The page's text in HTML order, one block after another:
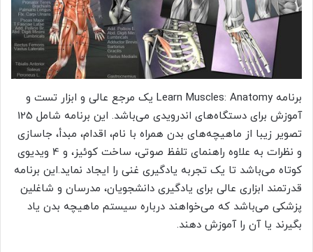
برنامه Learn Muscles: Anatomy یک مرجع عالی و ابزار تست و
آموزش برای دستگاه‌های اندرویدی می‌باشد. این برنامه شامل 125
تصویر زیبا از ماهیچه‌های بدن همراه با نام، اقدام، مبدأ، جاسازی
و نظرات به علاوه راهنمای تلفظ صوتی، ساخت کوئیز، و 4 ویدیوی
کوتاه می‌باشد تا یک تجربه یادگیری غنی را ایجاد نماید.این برنامه
قدرتمند ابزاری عالی برای یادگیری دانشجویان، مدرسان و شاغلین
پزشکی می‌باشد که می‌خواهند درباره سیستم ماهیچه بدن یاد
بگیرند یا آن را آموزش دهند.